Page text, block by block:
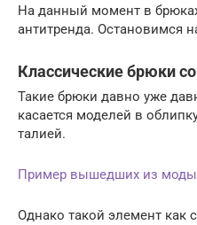
На данный момент в
антитренда. Остановимся
Классические брюки
Такие брюки давно уже
касается моделей в
талией.
Пример вышедших из моды
Однако такой элемент как